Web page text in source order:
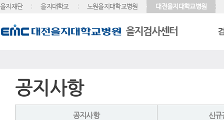
을지재단 을지대학교 노원을지대학교병원 대전을지대학교병원
공지사항
공지사항 신규